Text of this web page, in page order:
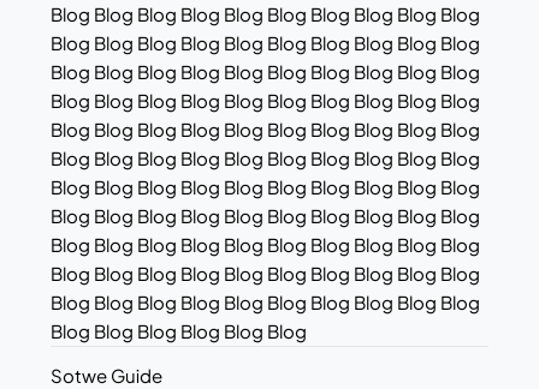
Blog Blog Blog Blog Blog Blog Blog Blog Blog Blog
Blog Blog Blog Blog Blog Blog Blog Blog Blog Blog
Blog Blog Blog Blog Blog Blog Blog Blog Blog Blog
Blog Blog Blog Blog Blog Blog Blog Blog Blog Blog
Blog Blog Blog Blog Blog Blog Blog Blog Blog Blog
Blog Blog Blog Blog Blog Blog Blog Blog Blog Blog
Blog Blog Blog Blog Blog Blog Blog Blog Blog Blog
Blog Blog Blog Blog Blog Blog Blog Blog Blog Blog
Blog Blog Blog Blog Blog Blog Blog Blog Blog Blog
Blog Blog Blog Blog Blog Blog Blog Blog Blog Blog
Blog Blog Blog Blog Blog Blog Blog Blog Blog Blog
Blog Blog Blog Blog Blog Blog
Sotwe Guide